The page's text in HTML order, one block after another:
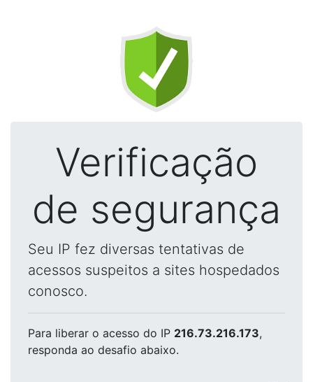
Verificação
de segurança
Seu IP fez diversas tentativas de
acessos suspeitos a sites hospedados
conosco.
Para liberar o acesso do IP 216.73.216.173,
responda ao desafio abaixo.